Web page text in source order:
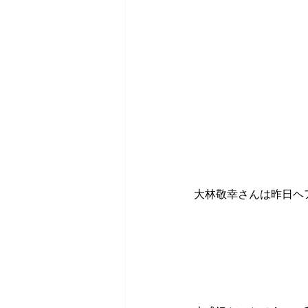
大林敬幸さんは昨日ヘ